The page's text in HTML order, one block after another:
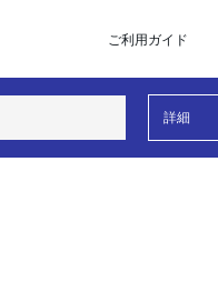
ご利用ガイド
詳細